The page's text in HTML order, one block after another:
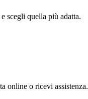
scegli quella più adatta.
online o ricevi assistenza.